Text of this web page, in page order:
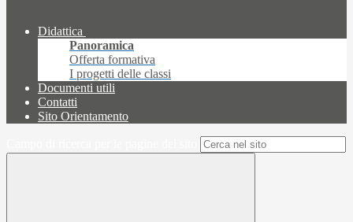
Didattica
Panoramica
Offerta formativa
I progetti delle classi
Documenti utili
Contatti
Sito Orientamento